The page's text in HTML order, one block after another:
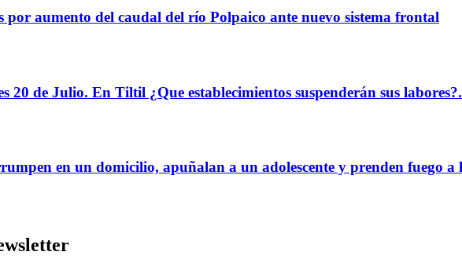
aumento del caudal del río Polpaico ante nuevo sistema frontal
20 de Julio. En Tiltil ¿Que establecimientos suspenderán sus labores?.
en un domicilio, apuñalan a un adolescente y prenden fuego a